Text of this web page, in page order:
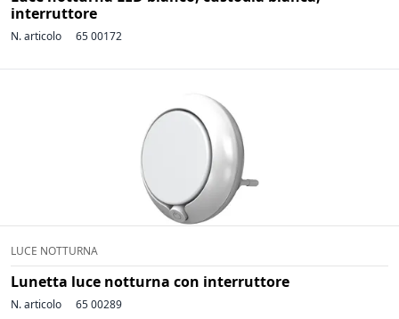
interruttore
N. articolo 65 00172
LUCE NOTTURNA
Lunetta luce notturna con interruttore
N. articolo 65 00289